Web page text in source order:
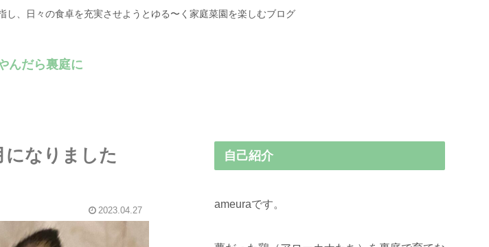
、日々の食卓を充実させようとゆる〜く家庭菜園を楽しむブログ
んだら裏庭に
なりました
2023.04.27
自己紹介
ameuraです。